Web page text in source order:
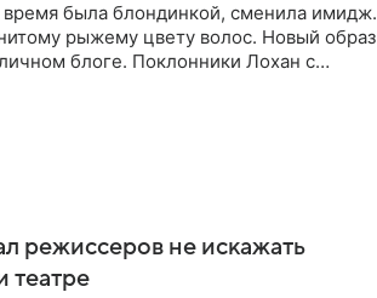
была блондинкой, сменила имидж.
рыжему цвету волос. Новый образ
блоге. Поклонники Лохан с
режиссеров не искажать
театре